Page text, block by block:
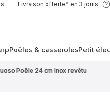
Livraison offerte* en 3 jours
Poêles & casserolesPetit
Poêle 24 cm Inox revêtu